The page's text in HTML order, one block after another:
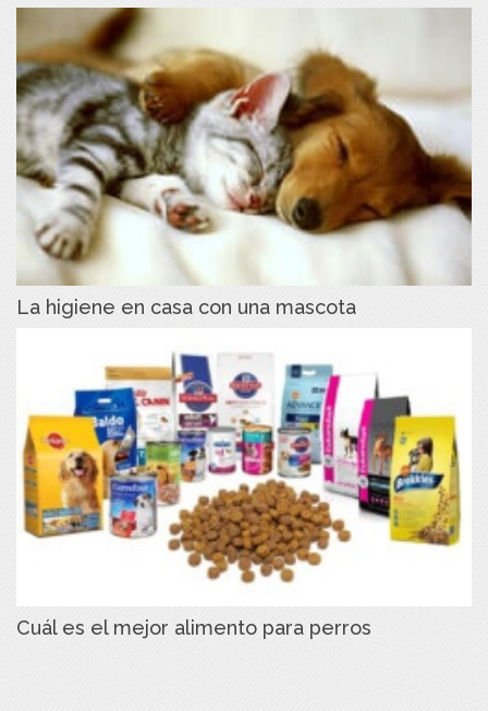
La higiene en casa con una mascota
Cuál es el mejor alimento para perros